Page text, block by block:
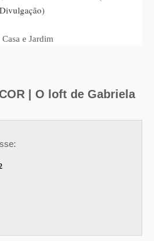
e Jardim
| O loft de Gabriela